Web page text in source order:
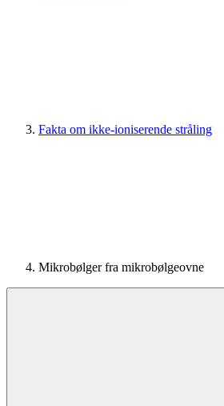
Fakta om ikke-ioniserende stråling
Mikrobølger fra mikrobølgeovne